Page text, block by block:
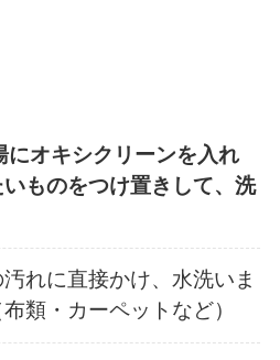
オキシクリーンを入れ
ものをつけ置きして、洗
れに直接かけ、水洗いま
類・カーペットなど）